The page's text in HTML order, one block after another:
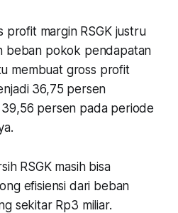
profit margin RSGK justru
beban pokok pendapatan
membuat gross profit
36,75 persen
persen pada periode
RSGK masih bisa
efisiensi dari beban
sekitar Rp3 miliar.